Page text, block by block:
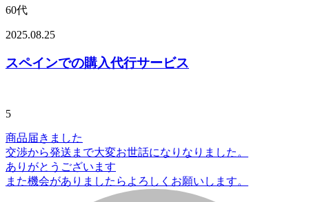
60代
2025.08.25
スペインでの購入代行サービス
5
商品届きました
交渉から発送まで大変お世話になりなりました。
ありがとうございます
また機会がありましたらよろしくお願いします。